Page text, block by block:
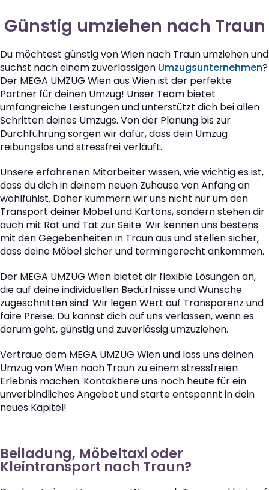
Günstig umziehen nach Traun
Du möchtest günstig von Wien nach Traun umziehen und
suchst nach einem zuverlässigen Umzugsunternehmen?
Der MEGA UMZUG Wien aus Wien ist der perfekte
Partner für deinen Umzug! Unser Team bietet
umfangreiche Leistungen und unterstützt dich bei allen
Schritten deines Umzugs. Von der Planung bis zur
Durchführung sorgen wir dafür, dass dein Umzug
reibungslos und stressfrei verläuft.
Unsere erfahrenen Mitarbeiter wissen, wie wichtig es ist,
dass du dich in deinem neuen Zuhause von Anfang an
wohlfühlst. Daher kümmern wir uns nicht nur um den
Transport deiner Möbel und Kartons, sondern stehen dir
auch mit Rat und Tat zur Seite. Wir kennen uns bestens
mit den Gegebenheiten in Traun aus und stellen sicher,
dass deine Möbel sicher und termingerecht ankommen.
Der MEGA UMZUG Wien bietet dir flexible Lösungen an,
die auf deine individuellen Bedürfnisse und Wünsche
zugeschnitten sind. Wir legen Wert auf Transparenz und
faire Preise. Du kannst dich auf uns verlassen, wenn es
darum geht, günstig und zuverlässig umzuziehen.
Vertraue dem MEGA UMZUG Wien und lass uns deinen
Umzug von Wien nach Traun zu einem stressfreien
Erlebnis machen. Kontaktiere uns noch heute für ein
unverbindliches Angebot und starte entspannt in dein
neues Kapitel!
Beiladung, Möbeltaxi oder
Kleintransport nach Traun?